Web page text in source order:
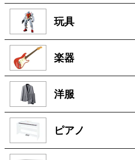
玩具
楽器
洋服
ピアノ